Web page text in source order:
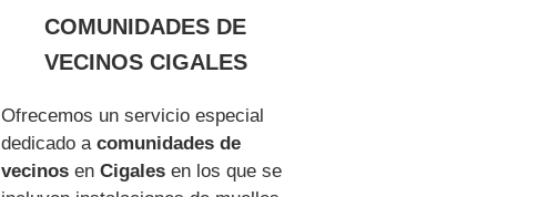
COMUNIDADES DE
VECINOS CIGALES
Ofrecemos un servicio especial
dedicado a comunidades de
vecinos en Cigales en los que se